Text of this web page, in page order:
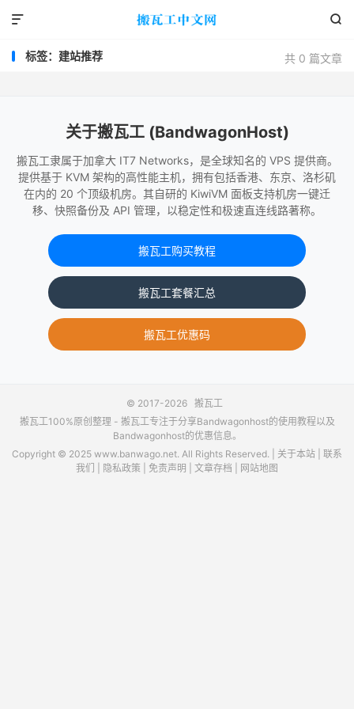


共 0 篇文章
标签：建站推荐
关于搬瓦工 (BandwagonHost)
搬瓦工隶属于加拿大 IT7 Networks，是全球知名的 VPS 提供商。
提供基于 KVM 架构的高性能主机，拥有包括香港、东京、洛杉矶
在内的 20 个顶级机房。其自研的 KiwiVM 面板支持机房一键迁
移、快照备份及 API 管理，以稳定性和极速直连线路著称。
搬瓦工购买教程
搬瓦工套餐汇总
搬瓦工优惠码
© 2017-2026 搬瓦工
搬瓦工100%原创整理 - 搬瓦工专注于分享Bandwagonhost的使用教程以及
Bandwagonhost的优惠信息。
Copyright © 2025 www.banwago.net. All Rights Reserved. | 关于本站
联系
我们
隐私政策 免责声明 文章存档 网站地图